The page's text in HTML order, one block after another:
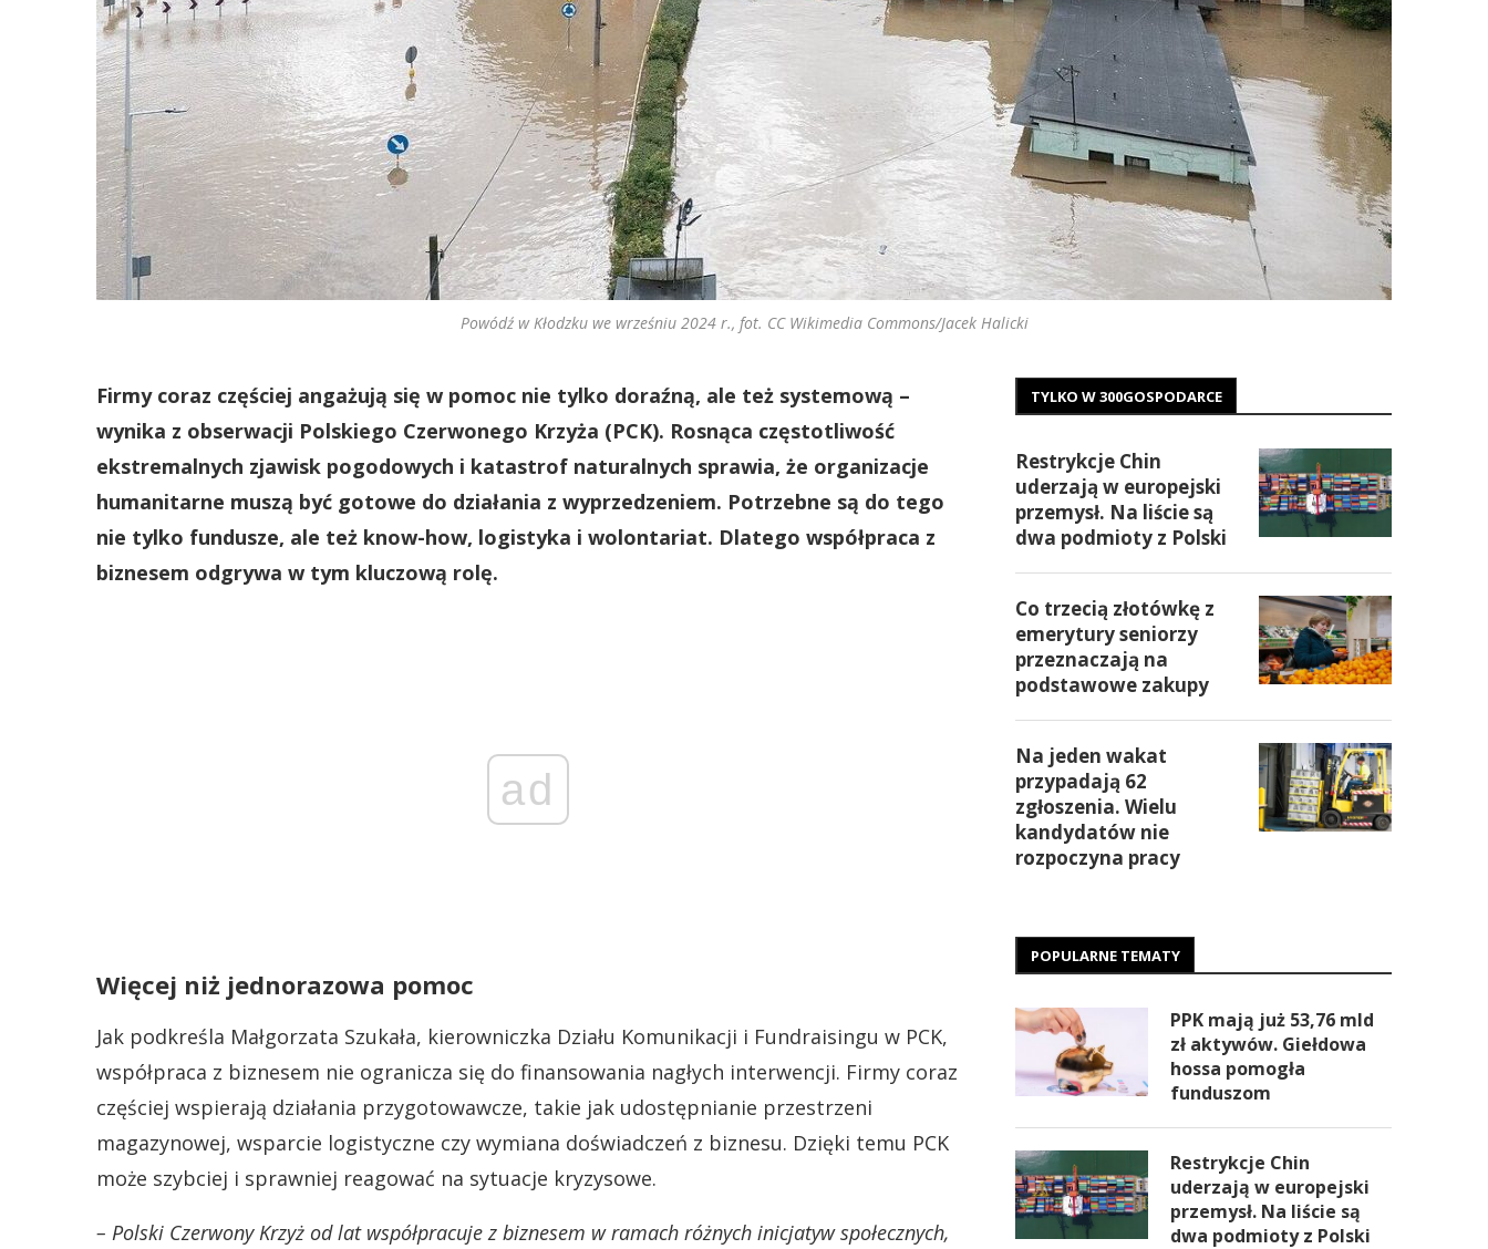
Powódź w Kłodzku we wrześniu 2024 r., fot. CC Wikimedia Commons/Jacek Halicki
Firmy coraz częściej angażują się w pomoc nie tylko doraźną, ale też systemową –
wynika z obserwacji Polskiego Czerwonego Krzyża (PCK). Rosnąca częstotliwość
ekstremalnych zjawisk pogodowych i katastrof naturalnych sprawia, że organizacje
humanitarne muszą być gotowe do działania z wyprzedzeniem. Potrzebne są do tego
nie tylko fundusze, ale też know-how, logistyka i wolontariat. Dlatego współpraca z
biznesem odgrywa w tym kluczową rolę.
ad
Więcej niż jednorazowa pomoc
Jak podkreśla Małgorzata Szukała, kierowniczka Działu Komunikacji i Fundraisingu w PCK,
współpraca z biznesem nie ogranicza się do finansowania nagłych interwencji. Firmy coraz
częściej wspierają działania przygotowawcze, takie jak udostępnianie przestrzeni
magazynowej, wsparcie logistyczne czy wymiana doświadczeń z biznesu. Dzięki temu PCK
może szybciej i sprawniej reagować na sytuacje kryzysowe.
– Polski Czerwony Krzyż od lat współpracuje z biznesem w ramach różnych inicjatyw społecznych,
TYLKO W 300GOSPODARCE
Restrykcje Chin
uderzają w europejski
przemysł. Na liście są
dwa podmioty z Polski
Co trzecią złotówkę z
emerytury seniorzy
przeznaczają na
podstawowe zakupy
Na jeden wakat
przypadają 62
zgłoszenia. Wielu
kandydatów nie
rozpoczyna pracy
POPULARNE TEMATY
PPK mają już 53,76 mld
zł aktywów. Giełdowa
hossa pomogła
funduszom
Restrykcje Chin
uderzają w europejski
przemysł. Na liście są
dwa podmioty z Polski